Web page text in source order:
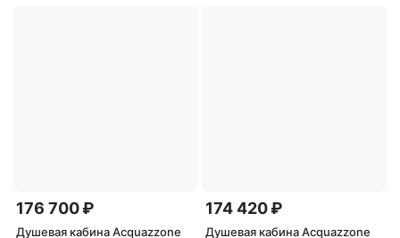
176 700 ₽
Душевая кабина Acquazzone
174 420 ₽
Душевая кабина Acquazzone